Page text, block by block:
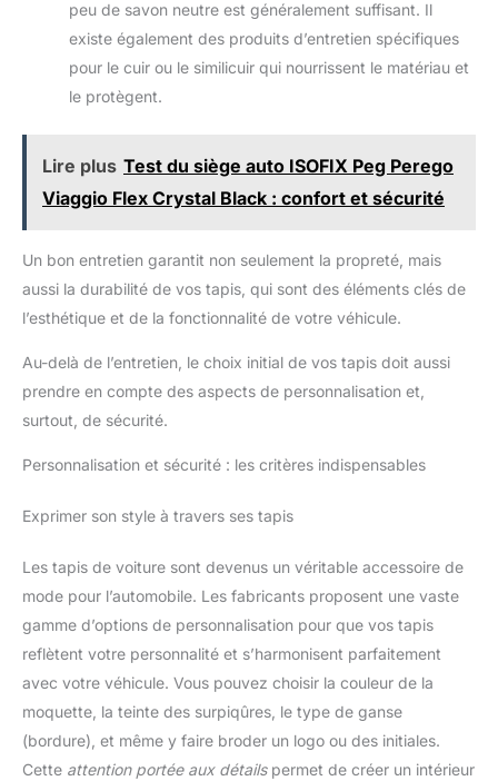
main pour voiture peut
facilement être utilisé avec une
variété de chargeurs avec port
les banques d'alimentation
mobiles, etc.). L'indicateur de
charge passe également du
disponibles : notre kit de
nettoyage comprend une variété
de buses de tête de brosse
buse d'extension et la buse de
brosse peuvent atteindre les
petits espaces et ainsi nettoyer
soufflage élimine efficacement
cheveux. La buse sous vide
peut être utilisée pour gonfler et
dégonfler les sacs de
rangement, les bouées et les
ballons, ce qui est très bien
des accessoires pour utiliser
faciliter le nettoyage. Filtre en
à main utilise un filtre haute
densité qui filtre efficacement
les particules de poussière et
connecte leur pénétration dans
le moteur. Après le lavage et le
séchage, le filtre est
main de voiture comprend un
total de 3 filtres (y compris 1
filtre en acier inoxydable) pour
maintenir la puissance
d'aspiration constante et
prolonger la durée de vie de
poussière, les croûtes, les poils d'animaux de moquettes, la
cuisine, le salon et les bureaux avec une performance
exceptionnelle.
peu de savon neutre est généralement suffisant. Il
existe également des produits d’entretien spécifiques
pour le cuir ou le similicuir qui nourrissent le matériau et
le protègent.
Lire plus Test du siège auto ISOFIX Peg Perego
Viaggio Flex Crystal Black : confort et sécurité
Un bon entretien garantit non seulement la propreté, mais
aussi la durabilité de vos tapis, qui sont des éléments clés de
l’esthétique et de la fonctionnalité de votre véhicule.
Au-delà de l’entretien, le choix initial de vos tapis doit aussi
prendre en compte des aspects de personnalisation et,
surtout, de sécurité.
Personnalisation et sécurité : les critères indispensables
Exprimer son style à travers ses tapis
Les tapis de voiture sont devenus un véritable accessoire de
mode pour l’automobile. Les fabricants proposent une vaste
gamme d’options de personnalisation pour que vos tapis
reflètent votre personnalité et s’harmonisent parfaitement
avec votre véhicule. Vous pouvez choisir la couleur de la
moquette, la teinte des surpiqûres, le type de ganse
(bordure), et même y faire broder un logo ou des initiales.
Cette attention portée aux détailspermet de créer un intérieur